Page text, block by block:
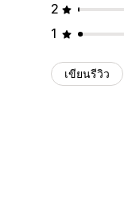
2
1
เขียนรีวิว